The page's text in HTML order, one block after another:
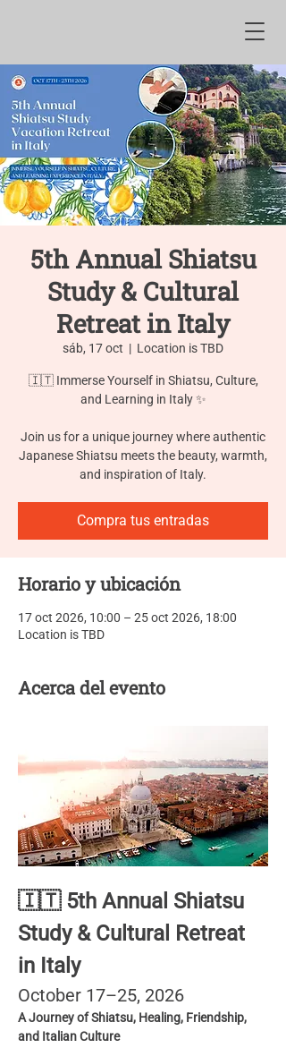
5th Annual Shiatsu
Study & Cultural
Retreat in Italy
sáb, 17 oct
  |
Location is TBD
🇮🇹 Immerse Yourself in Shiatsu, Culture,
and Learning in Italy ✨
Join us for a unique journey where authentic
Japanese Shiatsu meets the beauty, warmth,
and inspiration of Italy.
Compra tus entradas
Horario y ubicación
17 oct 2026, 10:00 – 25 oct 2026, 18:00
Location is TBD
Acerca del evento
🇮🇹 5th Annual Shiatsu
Study & Cultural Retreat
in Italy
October 17–25, 2026
A Journey of Shiatsu, Healing, Friendship,
and Italian Culture